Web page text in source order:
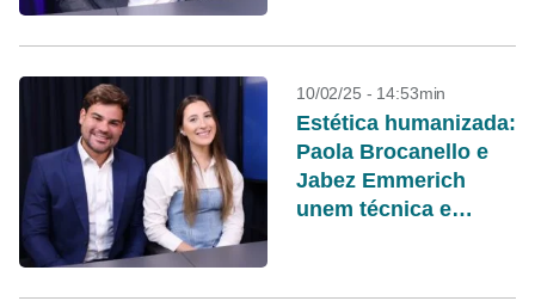
10/02/25 - 14:53min
Estética humanizada:
Paola Brocanello e
Jabez Emmerich
unem técnica e